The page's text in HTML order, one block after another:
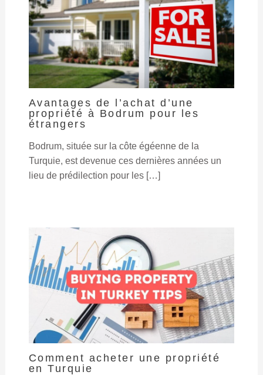
Avantages de l’achat d’une
propriété à Bodrum pour les
étrangers
Bodrum, située sur la côte égéenne de la
Turquie, est devenue ces dernières années un
lieu de prédilection pour les […]
Comment acheter une propriété
en Turquie